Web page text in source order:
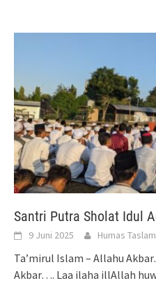
Santri Putra Sholat Idul
9 Juni 2025 Humas Taslam
Ta’mirul Islam – Allahu
Akbar…. Laa ilaha illAllah